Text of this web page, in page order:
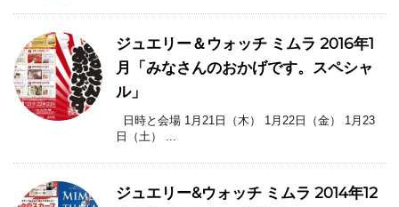
ジュエリー＆ウォッチ ミムラ 2016年1
月「みなさんのおかげです。スペシャ
ル」
日時と会場 1月21日（木） 1月22日（金） 1月23
日（土） ...
ジュエリー&ウォッチ ミムラ 2014年12